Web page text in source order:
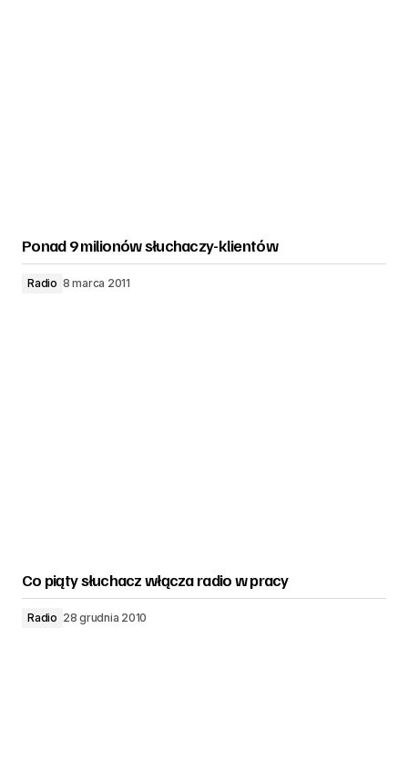
Ponad 9 milionów słuchaczy-klientów
Radio 8 marca 2011
Co piąty słuchacz włącza radio w pracy
Radio 28 grudnia 2010